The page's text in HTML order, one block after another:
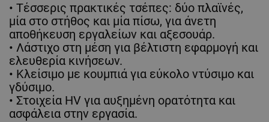
• Τέσσερις πρακτικές τσέπες: δύο πλαϊνές,
μία στο στήθος και μία πίσω, για άνετη
αποθήκευση εργαλείων και αξεσουάρ.
• Λάστιχο στη μέση για βέλτιστη εφαρμογή και
ελευθερία κινήσεων.
• Κλείσιμο με κουμπιά για εύκολο ντύσιμο και
γδύσιμο.
• Στοιχεία HV για αυξημένη ορατότητα και
ασφάλεια στην εργασία.